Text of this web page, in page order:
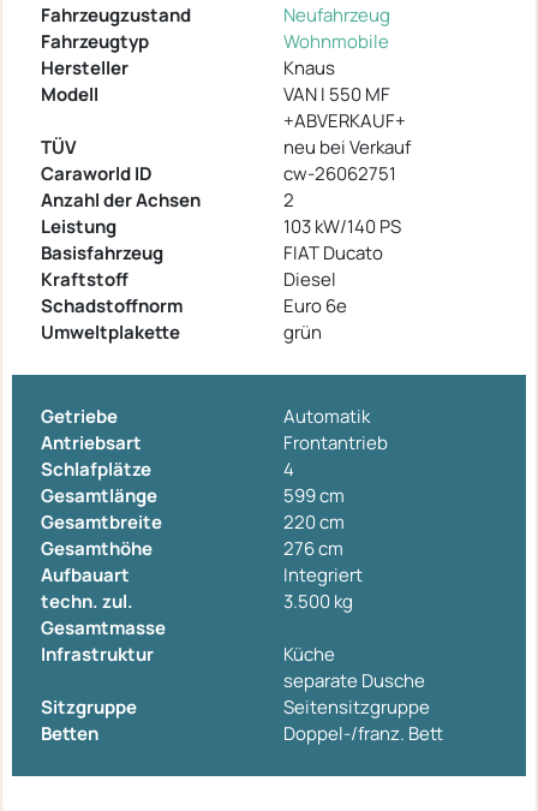
Fahrzeugzustand
Neufahrzeug
Fahrzeugtyp
Wohnmobile
Hersteller
Knaus
Modell
VAN I 550 MF
+ABVERKAUF+
TÜV
neu bei Verkauf
Caraworld ID
cw-26062751
Anzahl der Achsen
2
Leistung
103 kW/140 PS
Basisfahrzeug
FIAT Ducato
Kraftstoff
Diesel
Schadstoffnorm
Euro 6e
Umweltplakette
grün
Getriebe
Automatik
Antriebsart
Frontantrieb
Schlafplätze
4
Gesamtlänge
599 cm
Gesamtbreite
220 cm
Gesamthöhe
276 cm
Aufbauart
Integriert
techn. zul.
Gesamtmasse
3.500 kg
Infrastruktur
Küche
separate Dusche
Sitzgruppe
Seitensitzgruppe
Betten
Doppel-/franz. Bett